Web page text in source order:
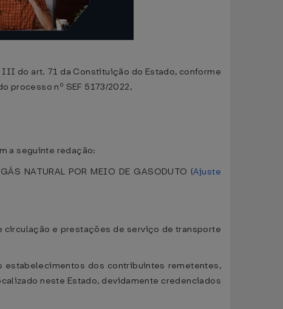
do art. 71 da Constituição do Estado, conforme
processo nº SEF 5173/2022,
a seguinte redação:
NATURAL POR MEIO DE GASODUTO (Ajuste
e prestações de serviço de transporte
dos contribuintes remetentes,
neste Estado, devidamente credenciados